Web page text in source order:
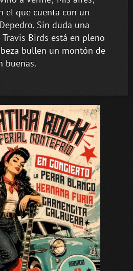
el que cuenta con un
Sin duda una
Birds está en pleno
bullen un montón de
buenas.